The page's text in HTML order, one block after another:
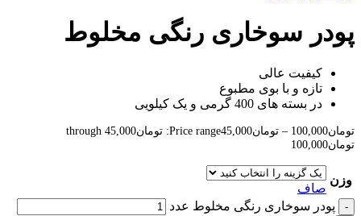
پودر سوخاری رنگی مخلوط
کیفیت عالی
تازه و با بوی مطبوع
در بسته های 400 گرمی و یک کیلویی
تومان100,000
– تومان45,000
Price range: تومان45,000 through
تومان100,000
وزن
صاف
پودر سوخاری رنگی مخلوط عدد